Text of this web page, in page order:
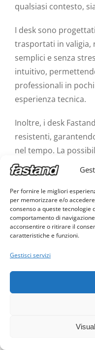
Per fornire le migliori
per memorizzare e/o
consenso a queste
comportamento di
acconsentire o ritirare il
caratteristiche e funzioni.
Gestisci servizi
qualsiasi contesto,
I desk sono
trasportati in valigia,
semplici e senza
intuitivo,
professionali in
esperienza tecnica.
Inoltre, i desk
resistenti,
nel tempo. La
grafiche
valorizzare il brand e
pubblico, sia in
In sintesi, Fastand è
desk portatile
con facilità e stile.
I desk portatili
che li rendono la
soluzioni espositive
durante